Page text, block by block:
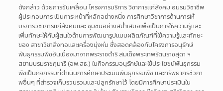
ดังกล่าว ด้วยการขับเคลื่อน โครงการบริการ วิชาการแก่สังคม อมรมวิชาชีพ
ผู้ประกอบการ เป็นภาระหน้าที่หลักอย่างหนึ่ง การศึกษาวิชาการด้านการให้
บริการวิชาการแก่สังคมและ ชุมชนอย่างสม่ำเสมอเพื่อเป็นการให้ความรู้และ
เพิ่มทักษะให้กับผู้สนใจด้านการพัฒนารูปแบบผลิตภัณฑ์ที่ใช้ความรู้และทักษะ
ของ สาขาวิชาสิ่งทอและเครื่องนุ่งห่ม ซึ่งสอดคล้องกับโครงการอนุรักษ์
พันธุกรรมพืชอันเนื่องมาจากพระราชดำริ สมเด็จพระเทพรัตนราชสุดา ฯ
สยามบรมราชกุมารี (อพ.สธ.) ในกิจกรรมอนุรักษ์และใช้ประโยชน์พันธุกรรม
พืชเป็นกิจกรรมที่ดำเนินการศึกษาประเมินพันธุกรรมพืช และทรัพยากรชีวภา
พอื่นๆ ที่สำรวจเก็บรวบรวมและปลูกรักษาไว้ โดยมีการศึกษาประเมินใน